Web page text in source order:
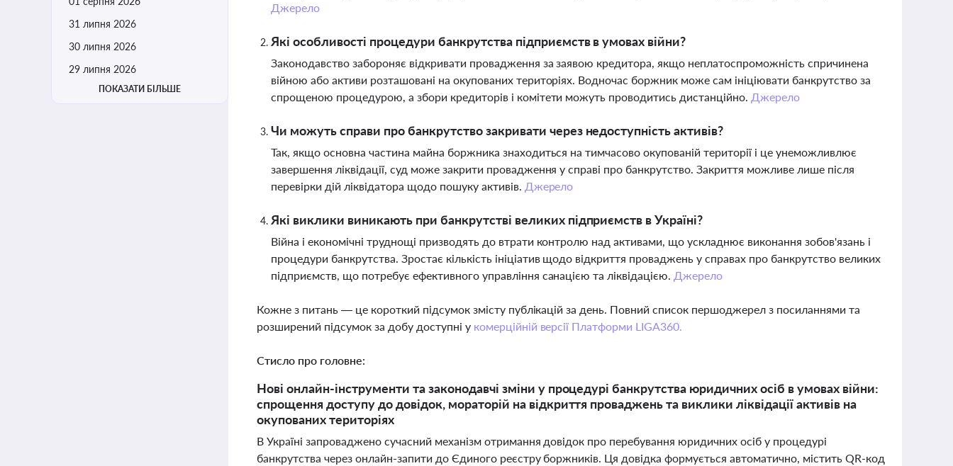
31 липня 2026
30 липня 2026
29 липня 2026
ПОКАЗАТИ БІЛЬШЕ
Джерело
Які особливості процедури банкрутства підприємств в умовах війни?
Законодавство забороняє відкривати провадження за заявою кредитора, якщо неплатоспроможність спричинена
війною або активи розташовані на окупованих територіях. Водночас боржник може сам ініціювати банкрутство за
спрощеною процедурою, а збори кредиторів і комітети можуть проводитись дистанційно. Джерело
Чи можуть справи про банкрутство закривати через недоступність активів?
Так, якщо основна частина майна боржника знаходиться на тимчасово окупованій території і це унеможливлює
завершення ліквідації, суд може закрити провадження у справі про банкрутство. Закриття можливе лише після
перевірки дій ліквідатора щодо пошуку активів. Джерело
Які виклики виникають при банкрутстві великих підприємств в Україні?
Війна і економічні труднощі призводять до втрати контролю над активами, що ускладнює виконання зобов'язань і
процедури банкрутства. Зростає кількість ініціатив щодо відкриття проваджень у справах про банкрутство великих
підприємств, що потребує ефективного управління санацією та ліквідацією. Джерело
Кожне з питань — це короткий підсумок змісту публікацій за день. Повний список першоджерел з посиланнями та
розширений підсумок за добу доступні у комерційній версії Платформи LIGA360.
Стисло про головне:
Нові онлайн-інструменти та законодавчі зміни у процедурі банкрутства юридичних осіб в умовах війни:
спрощення доступу до довідок, мораторій на відкриття проваджень та виклики ліквідації активів на
окупованих територіях
В Україні запроваджено сучасний механізм отримання довідок про перебування юридичних осіб у процедурі
банкрутства через онлайн-запити до Єдиного реєстру боржників. Ця довідка формується автоматично, містить QR-код